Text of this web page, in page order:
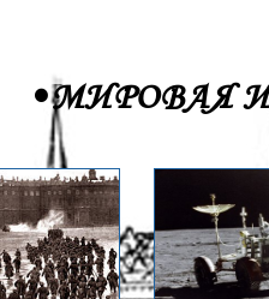
•МИРОВАЯ